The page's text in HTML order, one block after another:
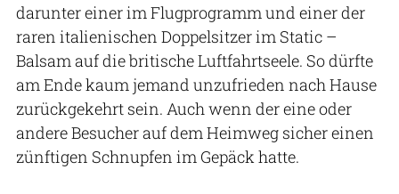
darunter einer im Flugprogramm und einer der
raren italienischen Doppelsitzer im Static –
Balsam auf die britische Luftfahrtseele. So dürfte
am Ende kaum jemand unzufrieden nach Hause
zurückgekehrt sein. Auch wenn der eine oder
andere Besucher auf dem Heimweg sicher einen
zünftigen Schnupfen im Gepäck hatte.